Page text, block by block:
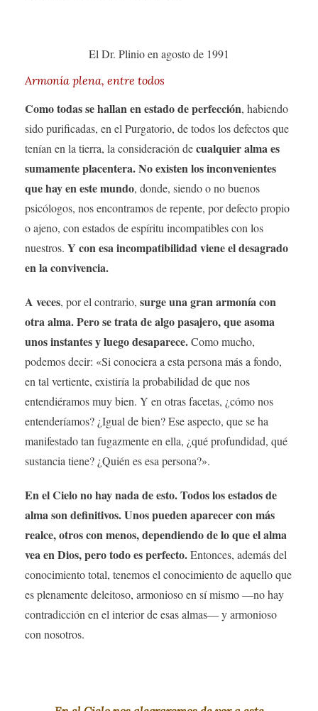
El Dr. Plinio en agosto de 1991
Armonía plena, entre todos
Como todas se hallan en estado de perfección, habiendo
sido purificadas, en el Purgatorio, de todos los defectos que
tenían en la tierra, la consideración decualquier alma es
sumamente placentera. No existen los inconvenientes
que hay en este mundo, donde, siendo o no buenos
psicólogos, nos encontramos de repente, por defecto propio
o ajeno, con estados de espíritu incompatibles con los
nuestros. Y con esa incompatibilidad viene el desagrado
en la convivencia.
A veces, por el contrario, surge una gran armonía con
otra alma. Pero se trata de algo pasajero, que asoma
unos instantes y luego desaparece.Como mucho,
podemos decir: «Si conociera a esta persona más a fondo,
en tal vertiente, existiría la probabilidad de que nos
entendiéramos muy bien. Y en otras facetas, ¿cómo nos
entenderíamos? ¿Igual de bien? Ese aspecto, que se ha
manifestado tan fugazmente en ella, ¿qué profundidad, qué
sustancia tiene? ¿Quién es esa persona?».
En el Cielo no hay nada de esto. Todos los estados de
alma son definitivos. Unos pueden aparecer con más
realce, otros con menos, dependiendo de lo que el alma
vea en Dios, pero todo es perfecto.Entonces, además del
conocimiento total, tenemos el conocimiento de aquello que
es plenamente deleitoso, armonioso en sí mismo —no hay
contradicción en el interior de esas almas— y armonioso
con nosotros.